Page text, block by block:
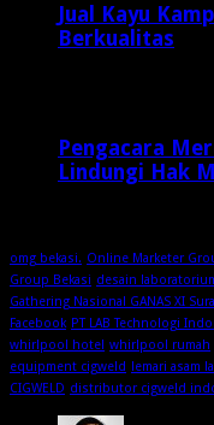
Jual Kayu
Berkualitas
Pengacara
Lindungi Hak
omg bekasi. Online Marketer
Group Bekasi desain
Gathering Nasional GANAS XI
Facebook PT LAB Technologi
whirlpool hotel whirlpool rumah
equipment cigweld lemari asam
CIGWELD distributor cigweld